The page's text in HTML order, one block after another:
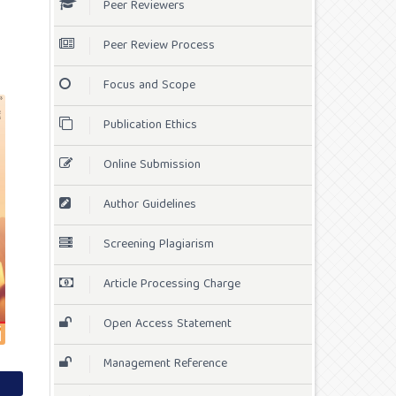
Peer Reviewers
Peer Review Process
Focus and Scope
Publication Ethics
Online Submission
Author Guidelines
Screening Plagiarism
Article Processing Charge
Open Access Statement
Management Reference